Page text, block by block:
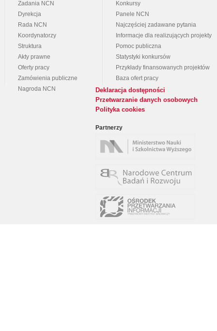
Zadania NCN
Dyrekcja
Rada NCN
Koordynatorzy
Struktura
Akty prawne
Oferty pracy
Zamówienia publiczne
Nagroda NCN
Konkursy
Panele NCN
Najczęściej zadawane pytania
Informacje dla realizujących projekty
Pomoc publiczna
Statystyki konkursów
Przykłady finansowanych projektów
Baza ofert pracy
Deklaracja dostępności
Przetwarzanie danych osobowych
Polityka cookies
Partnerzy